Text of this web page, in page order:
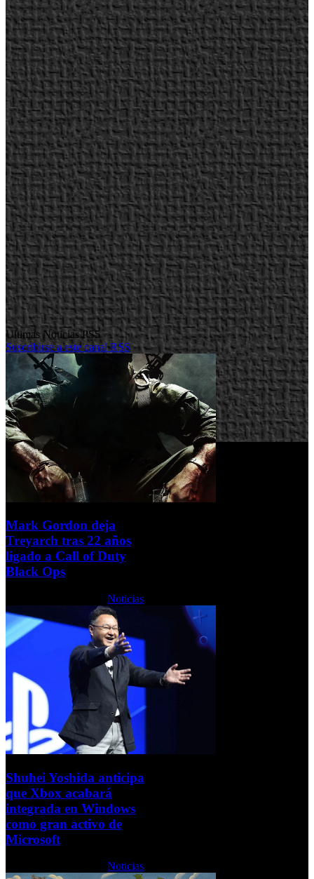
Ultimas Noticias PS5
Suscribirse a este canal RSS
Mark Gordon deja
Treyarch tras 22 años
ligado a Call of Duty
Black Ops
Noticias
Shuhei Yoshida anticipa
que Xbox acabará
integrada en Windows
como gran activo de
Microsoft
Noticias